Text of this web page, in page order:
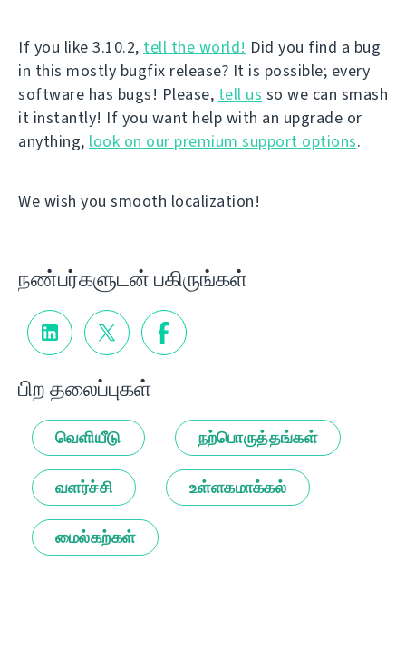
If you like 3.10.2, tell the world! Did you find a bug
in this mostly bugfix release? It is possible; every
software has bugs! Please, tell us so we can smash
it instantly! If you want help with an upgrade or
anything, look on our premium support options.
We wish you smooth localization!
நண்பர்களுடன் பகிருங்கள்
பிற தலைப்புகள்
வெளியீடு நற்பொருத்தங்கள்
வளர்ச்சி உள்ளகமாக்கல்
மைல்கற்கள்